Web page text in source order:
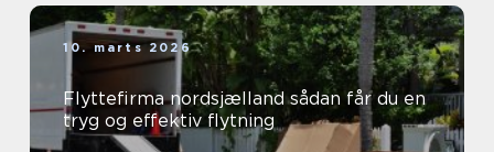
10. marts 2026
Flyttefirma nordsjælland sådan får du en
tryg og effektiv flytning